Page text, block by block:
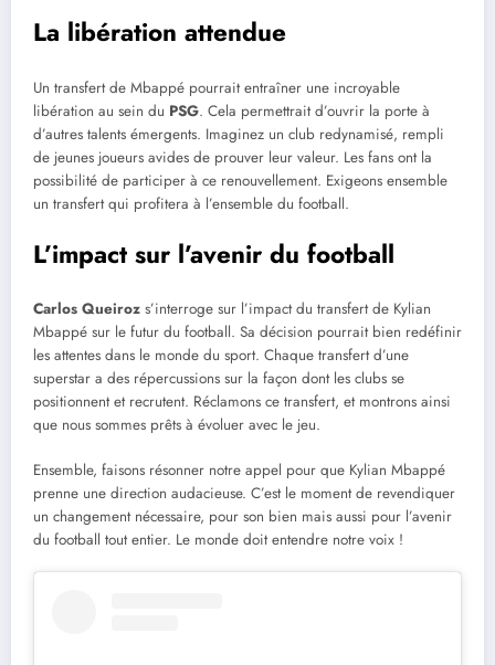
La libération attendue
Un transfert de Mbappé pourrait entraîner une incroyable
libération au sein du PSG. Cela permettrait d’ouvrir la porte à
d’autres talents émergents. Imaginez un club redynamisé, rempli
de jeunes joueurs avides de prouver leur valeur. Les fans ont la
possibilité de participer à ce renouvellement. Exigeons ensemble
un transfert qui profitera à l’ensemble du football.
L’impact sur l’avenir du football
Carlos Queiroz s’interroge sur l’impact du transfert de Kylian
Mbappé sur le futur du football. Sa décision pourrait bien redéfinir
les attentes dans le monde du sport. Chaque transfert d’une
superstar a des répercussions sur la façon dont les clubs se
positionnent et recrutent. Réclamons ce transfert, et montrons ainsi
que nous sommes prêts à évoluer avec le jeu.
Ensemble, faisons résonner notre appel pour que Kylian Mbappé
prenne une direction audacieuse. C’est le moment de revendiquer
un changement nécessaire, pour son bien mais aussi pour l’avenir
du football tout entier. Le monde doit entendre notre voix !